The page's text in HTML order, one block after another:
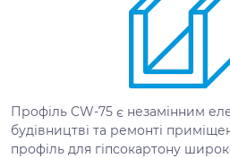
Профіль CW-75 є незамінним
будівництві та ремонті
профіль для гіпсокартону